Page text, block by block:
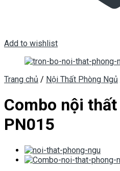
Add to wishlist
Trang chủ / Nội Thất Phòng Ngủ
Combo nội
PN015